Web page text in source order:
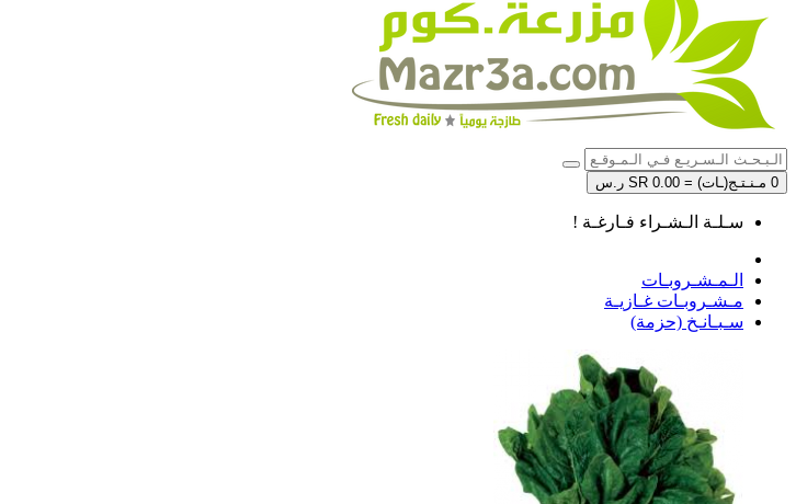
0 مـنـتـج(ـات) = SR 0.00 ر.س
سـلـة الـشـراء فـارغـة !
الـمـشـروبـات
مـشـروبـات غـازيـة
سـبـانـخ (حزمة)